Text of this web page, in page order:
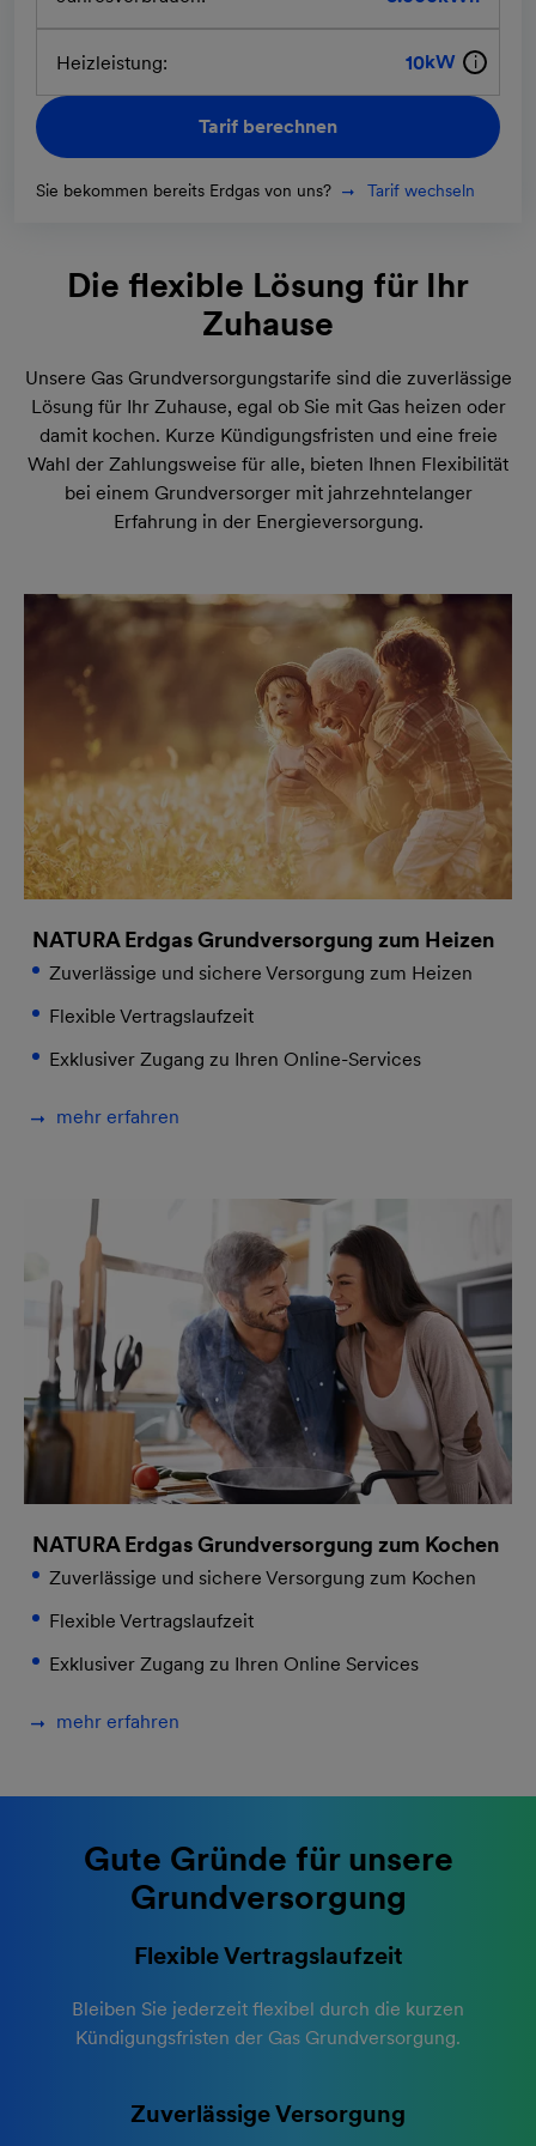
Heizleistung: kW
Tarif berechnen
Sie bekommen bereits Erdgas von uns? Tarif wechseln
Die flexible Lösung für Ihr
Zuhause
Unsere Gas Grundversorgungstarife sind die zuverlässige
Lösung für Ihr Zuhause, egal ob Sie mit Gas heizen oder
damit kochen. Kurze Kündigungsfristen und eine freie
Wahl der Zahlungsweise für alle, bieten Ihnen Flexibilität
bei einem Grundversorger mit jahrzehntelanger
Erfahrung in der Energieversorgung.
NATURA Erdgas Grundversorgung zum Heizen
Zuverlässige und sichere Versorgung zum Heizen
Flexible Vertragslaufzeit
Exklusiver Zugang zu Ihren Online-Services
mehr erfahren
NATURA Erdgas Grundversorgung zum Kochen
Zuverlässige und sichere Versorgung zum Kochen
Flexible Vertragslaufzeit
Exklusiver Zugang zu Ihren Online Services
mehr erfahren
Gute Gründe für unsere
Grundversorgung
Flexible Vertragslaufzeit
Bleiben Sie jederzeit flexibel durch die kurzen
Kündigungsfristen der Gas Grundversorgung.
Zuverlässige Versorgung